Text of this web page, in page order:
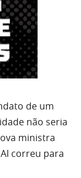
de um
não seria
ministra
correu para